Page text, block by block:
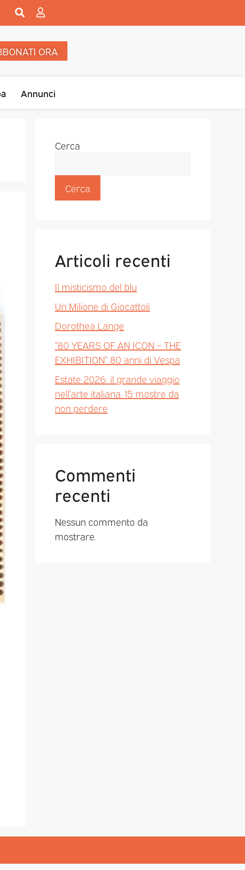
ORA
Annunci
Cerca
Cerca
Articoli recenti
Il misticismo del blu
Un Milione di Giocattoli
Dorothea Lange
“80 YEARS OF AN ICON – THE
EXHIBITION” 80 anni di Vespa
Estate 2026: il grande viaggio
nell’arte italiana. 15 mostre da
non perdere
Commenti
recenti
Nessun commento da
mostrare.